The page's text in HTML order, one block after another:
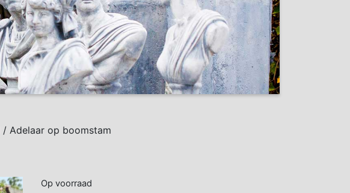
/ Adelaar op boomstam
Op voorraad